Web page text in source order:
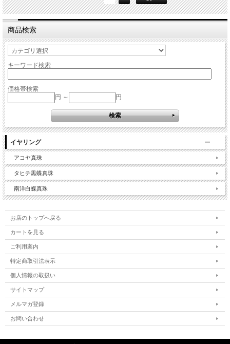
商品検索
キーワード検索
価格帯検索
円 ～
円
イヤリング
アコヤ真珠
タヒチ黒蝶真珠
南洋白蝶真珠
お店のトップへ戻る
カートを見る
ご利用案内
特定商取引法表示
個人情報の取扱い
サイトマップ
メルマガ登録
お問い合わせ